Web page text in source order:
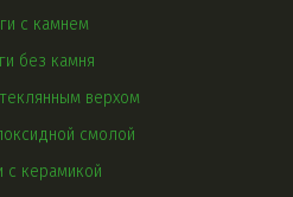
с камнем
без камня
верхом
смолой
с керамикой